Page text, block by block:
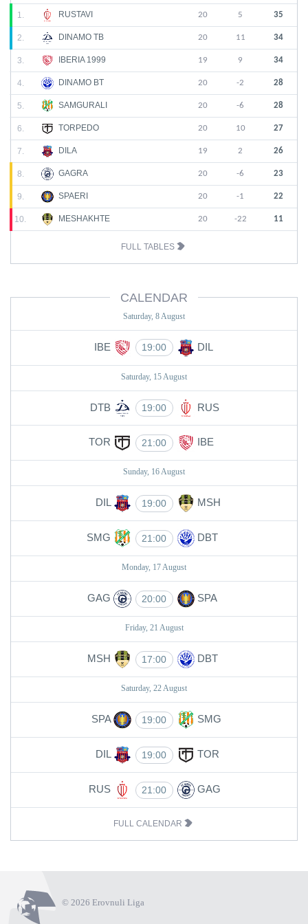
1. RUSTAVI 20 5 35
2. DINAMO TB 20 11 34
3. IBERIA 1999 19 9 34
4. DINAMO BT 20 -2 28
5. SAMGURALI 20 -6 28
6. TORPEDO 20 10 27
7. DILA 19 2 26
8. GAGRA 20 -6 23
9. SPAERI 20 -1 22
10. MESHAKHTE 20 -22 11
FULL TABLES
CALENDAR
Saturday, 8 August
IBE 19:00 DIL
Saturday, 15 August
DTB 19:00 RUS
TOR 21:00 IBE
Sunday, 16 August
DIL 19:00 MSH
SMG 21:00 DBT
Monday, 17 August
GAG 20:00 SPA
Friday, 21 August
MSH 17:00 DBT
Saturday, 22 August
SPA 19:00 SMG
DIL 19:00 TOR
RUS 21:00 GAG
FULL CALENDAR
© 2026 Erovnuli Liga